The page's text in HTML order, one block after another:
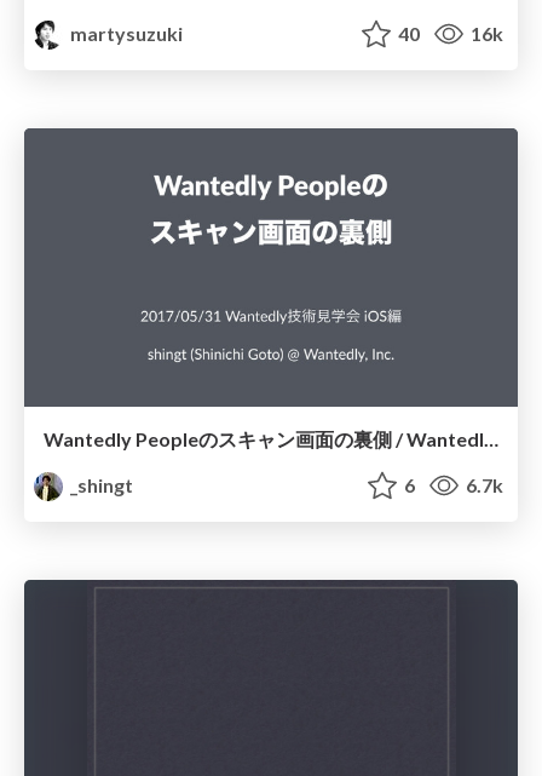
martysuzuki 40 16k
Wantedly Peopleのスキャン画面の裏側 / Wantedly People Scanning Screen
_shingt
6 6.7k